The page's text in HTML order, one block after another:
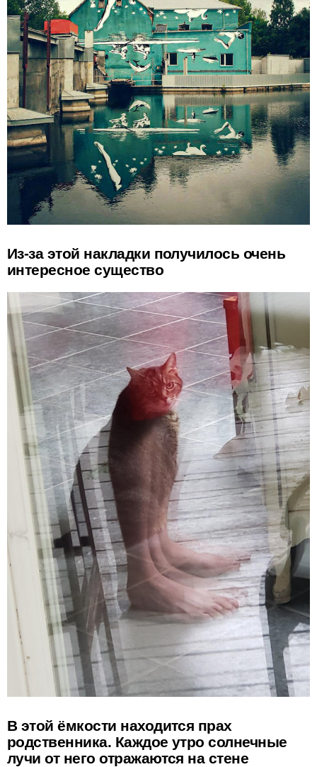
Из-за этой накладки получилось очень
интересное существо
В этой ёмкости находится прах
родственника. Каждое утро солнечные
лучи от него отражаются на стене